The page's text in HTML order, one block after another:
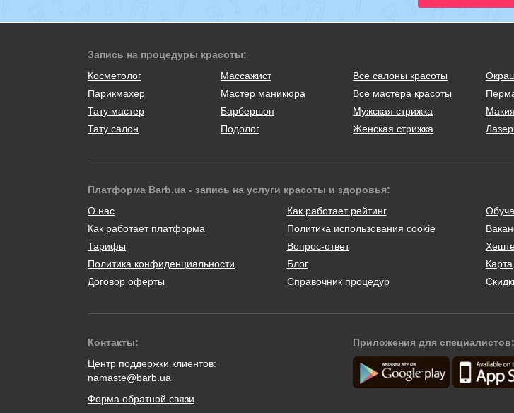
Запись на процедуры красоты:
Косметолог
Массажист
Парикмахер
Мастер маникюра
Тату мастер
Барбершоп
Тату салон
Подолог
Все салоны красоты
Все мастера красоты
Мужская стрижка
Женская стрижка
Платформа Barb.ua - запись на услуги красоты и здоровья:
О нас
Как работает платформа
Тарифы
Политика конфиденциальности
Договор оферты
Как работает рейтинг
Политика использования cookie
Вопрос-ответ
Блог
Справочник процедур
Карта
Контакты:
Центр поддержки клиентов:
namaste@barb.ua
Форма обратной связи
Приложения для специалистов: